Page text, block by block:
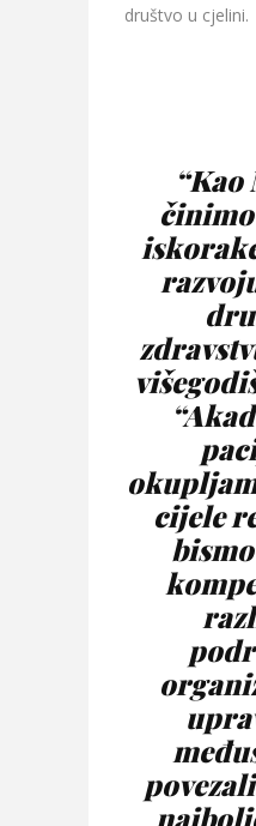
društvo u cjelini.
“Kao
cijele